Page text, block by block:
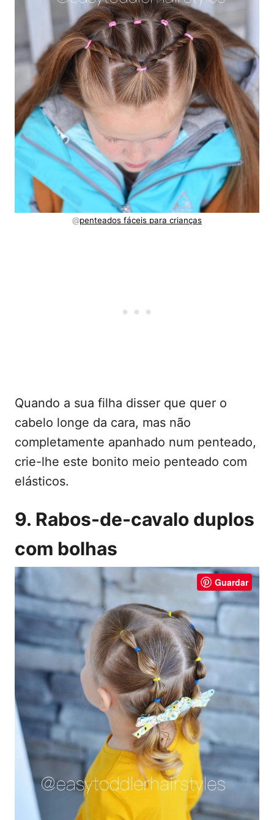
@penteados fáceis para crianças
Quando a sua filha disser que quer o
cabelo longe da cara, mas não
completamente apanhado num penteado,
crie-lhe este bonito meio penteado com
elásticos.
9. Rabos-de-cavalo duplos
com bolhas
Guardar